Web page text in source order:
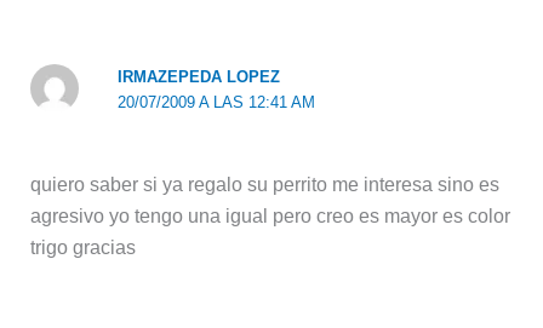
IRMAZEPEDA LOPEZ
20/07/2009 A LAS 12:41 AM
quiero saber si ya regalo su perrito me interesa sino es
agresivo yo tengo una igual pero creo es mayor es color
trigo gracias